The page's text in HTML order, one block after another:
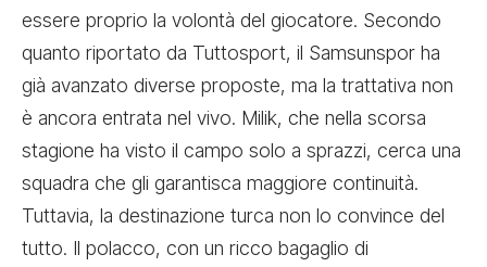
essere proprio la volontà del giocatore. Secondo
quanto riportato da Tuttosport, il Samsunspor ha
già avanzato diverse proposte, ma la trattativa non
è ancora entrata nel vivo. Milik, che nella scorsa
stagione ha visto il campo solo a sprazzi, cerca una
squadra che gli garantisca maggiore continuità.
Tuttavia, la destinazione turca non lo convince del
tutto. Il polacco, con un ricco bagaglio di